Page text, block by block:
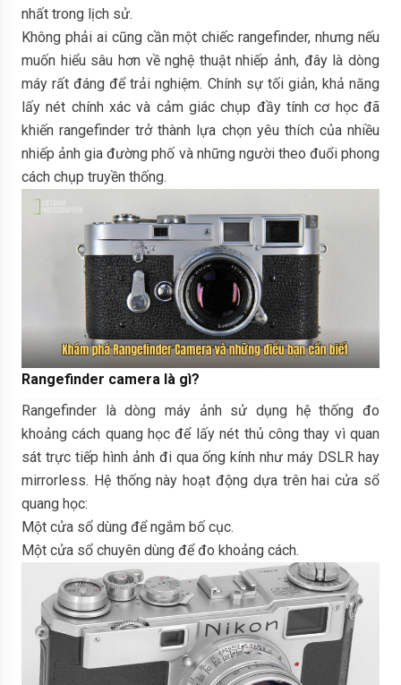
nhất trong lịch sử.
Không phải ai cũng cần một chiếc rangefinder, nhưng nếu
muốn hiểu sâu hơn về nghệ thuật nhiếp ảnh, đây là dòng
máy rất đáng để trải nghiệm. Chính sự tối giản, khả năng
lấy nét chính xác và cảm giác chụp đầy tính cơ học đã
khiến rangefinder trở thành lựa chọn yêu thích của nhiều
nhiếp ảnh gia đường phố và những người theo đuổi phong
cách chụp truyền thống.
Rangefinder camera là gì?
Rangefinder là dòng máy ảnh sử dụng hệ thống đo
khoảng cách quang học để lấy nét thủ công thay vì quan
sát trực tiếp hình ảnh đi qua ống kính như máy DSLR hay
mirrorless. Hệ thống này hoạt động dựa trên hai cửa sổ
quang học:
Một cửa sổ dùng để ngắm bố cục.
Một cửa sổ chuyên dùng để đo khoảng cách.